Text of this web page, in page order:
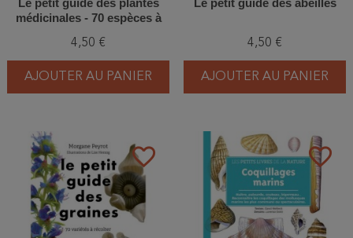
Le petit guide des plantes
médicinales - 70 espèces à
4,50 €
AJOUTER AU PANIER
Le petit guide des abeilles
4,50 €
AJOUTER AU PANIER
favorite_border favorite_border